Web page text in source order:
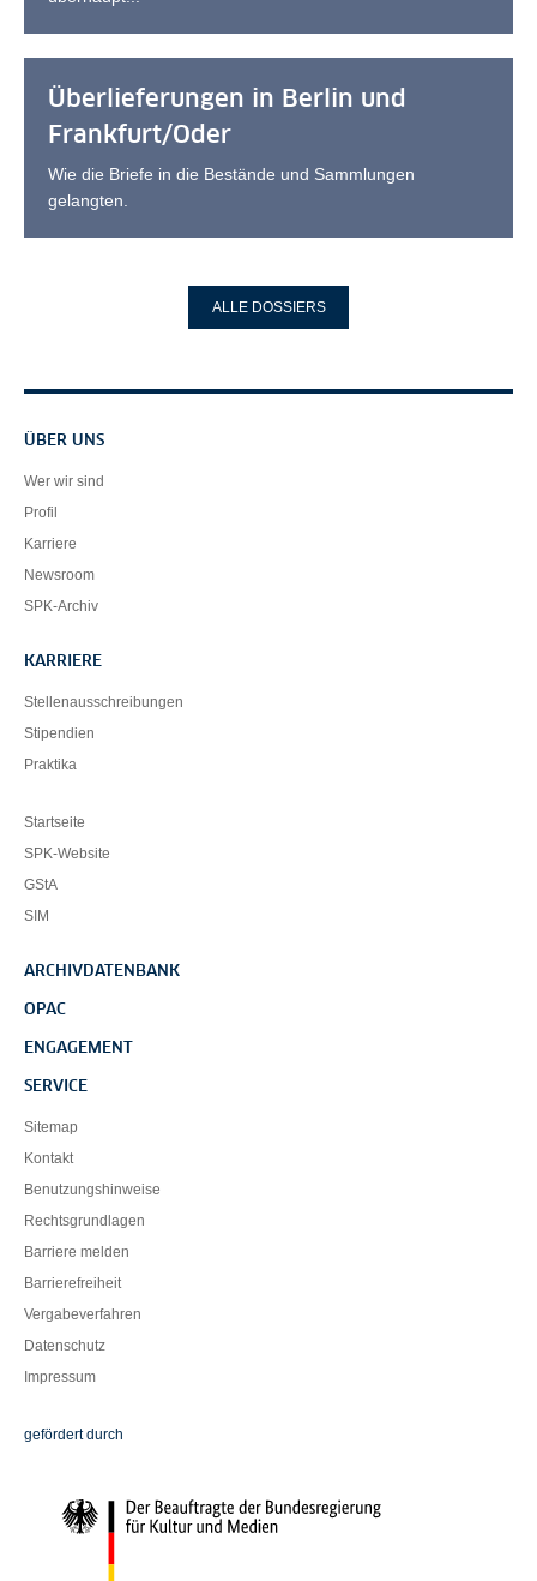
Überlieferungen in Berlin und
Frankfurt/Oder
Wie die Briefe in die Bestände und Sammlungen
gelangten.
ALLE DOSSIERS
Servicenavigation
ÜBER UNS
Wer wir sind
Profil
Karriere
Newsroom
SPK-Archiv
KARRIERE
Stellenausschreibungen
Stipendien
Praktika
Startseite
SPK-Website
GStA
SIM
ARCHIVDATENBANK
OPAC
ENGAGEMENT
SERVICE
Sitemap
Kontakt
Benutzungshinweise
Rechtsgrundlagen
Barriere melden
Barrierefreiheit
Vergabeverfahren
Datenschutz
Impressum
gefördert durch